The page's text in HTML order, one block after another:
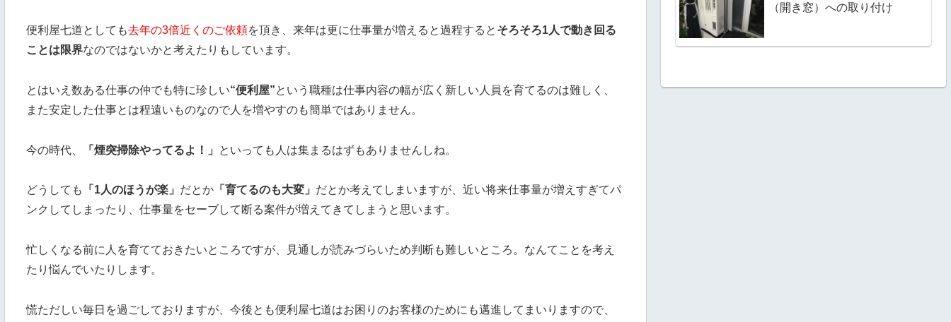
便利屋七道としても去年の3倍近くのご依頼を頂き、来年は更に仕事量が増えると過程すると そろそろ1人で動き回る
ことは限界なのではないかと考えたりもしています。
とはいえ数ある仕事の仲でも特に珍しい“便利屋”という職種は仕事内容の幅が広く新しい人員を育てるのは難しく、
また安定した仕事とは程遠いものなので人を増やすのも簡単ではありません。
今の時代、 「煙突掃除やってるよ！」 といっても人は集まるはずもありませんしね。
どうしても 「1人のほうが楽」 だとか「育てるのも大変」 だとか考えてしまいますが、近い将来仕事量が増えすぎてパ
ンクしてしまったり、仕事量をセーブして断る案件が増えてきてしまうと思います。
忙しくなる前に人を育てておきたいところですが、見通しが読みづらいため判断も難しいところ。なんてことを考え
たり悩んでいたりします。
慌ただしい毎日を過ごしておりますが、今後とも便利屋七道はお困りのお客様のためにも邁進してまいりますので、
（開き窓）への取り付け